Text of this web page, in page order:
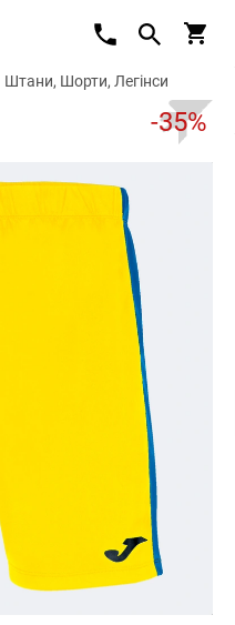
Штани, Шорти, Легінси
-35%